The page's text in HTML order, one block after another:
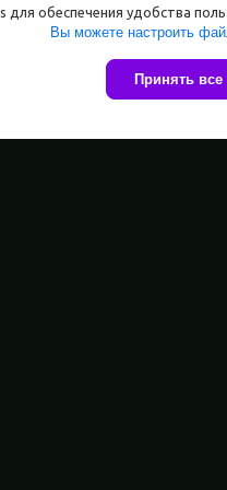
обеспечения удобства
Вы можете настроить
Принять все